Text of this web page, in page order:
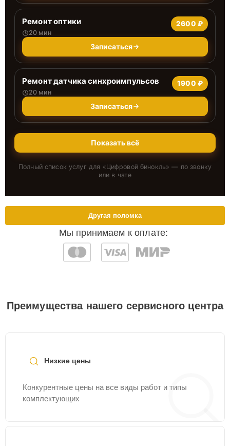
Ремонт оптики
20 мин
2600 ₽
Записаться
Ремонт датчика синхроимпульсов
20 мин
1900 ₽
Записаться
Показать всё
Полный список услуг для «Цифровой бинокль» — по звонку
или в чате
Мы принимаем к оплате:
Другая поломка
Преимущества нашего сервисного центра
Низкие цены
Конкурентные цены на все виды работ и типы
комплектующих